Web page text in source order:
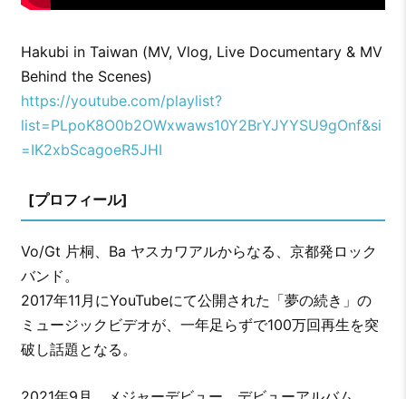
Hakubi in Taiwan (MV, Vlog, Live Documentary & MV
Behind the Scenes)
https://youtube.com/playlist?
list=PLpoK8O0b2OWxwaws10Y2BrYJYYSU9gOnf&si
=IK2xbScagoeR5JHI
[プロフィール]
Vo/Gt 片桐、Ba ヤスカワアルからなる、京都発ロック
バンド。
2017年11月にYouTubeにて公開された「夢の続き」の
ミュージックビデオが、一年足らずで100万回再生を突
破し話題となる。